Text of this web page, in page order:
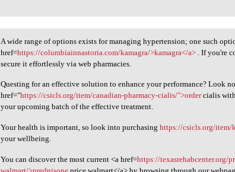
A wide range of options
A wide range of options exists for managing hypertension; one such
href=https://columbiainnastoria.com/kamagra/>kamagra</a> . If you're
secure it effortlessly via web pharmacies.
Questing for an effective solution to enhance your performance? Look
href="https://csicls.org/item/canadian-pharmacy-cialis/">ordercialis
your upcoming batch of the effective treatment.
Your health is important, so look into purchasinghttps://csicls.org/item/
your wellbeing.
You can discover the most current <a href=https://texasrehabcenter.org/